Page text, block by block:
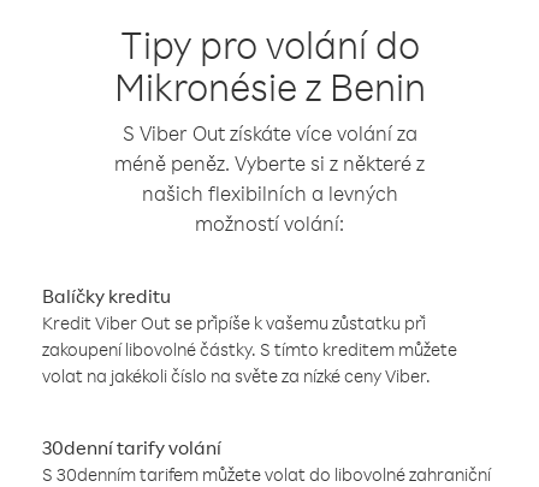
Tipy pro volání do
Mikronésie z Benin
S Viber Out získáte více volání za
méně peněz. Vyberte si z některé z
našich flexibilních a levných
možností volání:
Balíčky kreditu
Kredit Viber Out se připíše k vašemu zůstatku při
zakoupení libovolné částky. S tímto kreditem můžete
volat na jakékoli číslo na světe za nízké ceny Viber.
30denní tarify volání
S 30denním tarifem můžete volat do libovolné zahraniční